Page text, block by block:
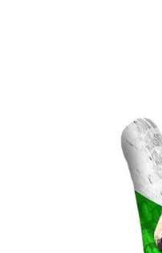
Hozzáadás a